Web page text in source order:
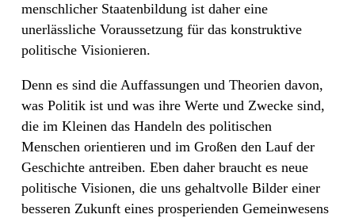
menschlicher Staatenbildung ist daher eine
unerlässliche Voraussetzung für das konstruktive
politische Visionieren.
Denn es sind die Auffassungen und Theorien davon,
was Politik ist und was ihre Werte und Zwecke sind,
die im Kleinen das Handeln des politischen
Menschen orientieren und im Großen den Lauf der
Geschichte antreiben. Eben daher braucht es neue
politische Visionen, die uns gehaltvolle Bilder einer
besseren Zukunft eines prosperienden Gemeinwesens